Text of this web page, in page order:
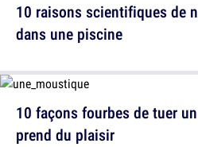
10 raisons scientifiques de
dans une piscine
10 façons fourbes de tuer
prend du plaisir